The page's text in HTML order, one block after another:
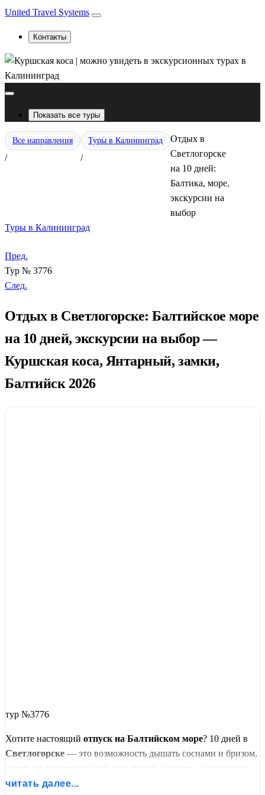
United Travel Systems
Контакты
Показать все туры
Все направления
/
Туры в Калининград
/
Отдых в
Светлогорске
на 10 дней:
Балтика, море,
экскурсии на
выбор
Туры в Калининград
Пред.
Тур № 3776
След.
Отдых в Светлогорске: Балтийское море
на 10 дней, экскурсии на выбор —
Куршская коса, Янтарный, замки,
Балтийск 2026
тур №3776
Хотите настоящий отпуск на Балтийском море? 10 дней в
Светлогорске — это возможность дышать соснами и бризом,
гулять по променаду, собирать янтарь и ездить на экскурсии,
когда захочется. Никакой спешки: только вы, море и свобода
читать далее...